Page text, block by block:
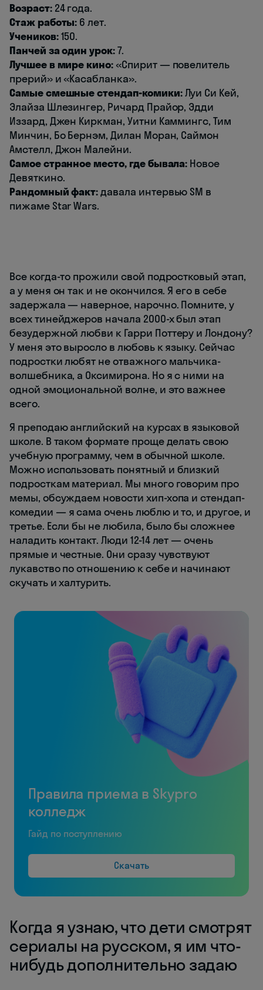
Возраст:24 года.
Стаж работы: 6 лет.
Учеников:150.
Панчей за один урок:7.
Лучшее в мире кино: «Спирит — повелитель
прерий» и «Касабланка».
Самые смешные стендап-комики:Луи Си Кей,
Элайза Шлезингер, Ричард Прайор, Эдди
Иззард, Джен Киркман, Уитни Каммингс, Тим
Минчин, Бо Бернэм, Дилан Моран, Саймон
Амстелл, Джон Малейни.
Самое странное место, где бывала: Новое
Девяткино.
Рандомный факт:давала интервью SM в
пижаме Star Wars.
Все когда-то прожили свой подростковый этап,
а у меня он так и не окончился. Я его в себе
задержала — наверное, нарочно. Помните, у
всех тинейджеров начала 2000-х был этап
безудержной любви к Гарри Поттеру и Лондону?
У меня это выросло в любовь к языку. Сейчас
подростки любят не отважного мальчика-
волшебника, а Оксимирона. Но я с ними на
одной эмоциональной волне, и это важнее
всего.
Я преподаю английский на курсах в языковой
школе. В таком формате проще делать свою
учебную программу, чем в обычной школе.
Можно использовать понятный и близкий
подросткам материал. Мы много говорим про
мемы, обсуждаем новости хип-хопа и стендап-
комедии — я сама очень люблю и то, и другое, и
третье. Если бы не любила, было бы сложнее
наладить контакт. Люди 12-14 лет — очень
прямые и честные. Они сразу чувствуют
лукавство по отношению к себе и начинают
скучать и халтурить.
Правила приема в Skypro
колледж
Гайд по поступлению
Скачать
Когда я узнаю, что дети смотрят
сериалы на русском, я им что-
нибудь дополнительно задаю